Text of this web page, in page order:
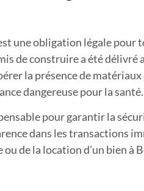
une obligation légale pour
de construire a été délivré
la présence de
dangereuse pour la santé.
pour garantir la
dans les transactions
ou de la location d’un bien à